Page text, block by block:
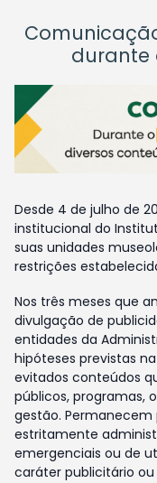
durante
Desde 4 de julho de
institucional do
suas unidades
restrições
Nos três meses que
divulgação de
entidades da
hipóteses previstas
evitados conteúdos
públicos, programas,
gestão.
estritamente
emergenciais ou de
caráter publicitário